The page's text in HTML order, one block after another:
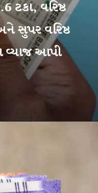
ટકા, વરિષ્ઠ
સુપર વરિષ્ઠ
વ્યાજ આપી